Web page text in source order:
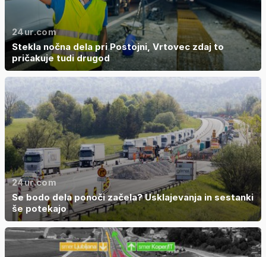
24ur.com
Stekla nočna dela pri Postojni, Vrtovec zdaj to
pričakuje tudi drugod
24ur.com
Se bodo dela ponoči začela? Usklajevanja in sestanki
še potekajo